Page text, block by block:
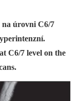
na úrovni C6/7
C6/7 level on the